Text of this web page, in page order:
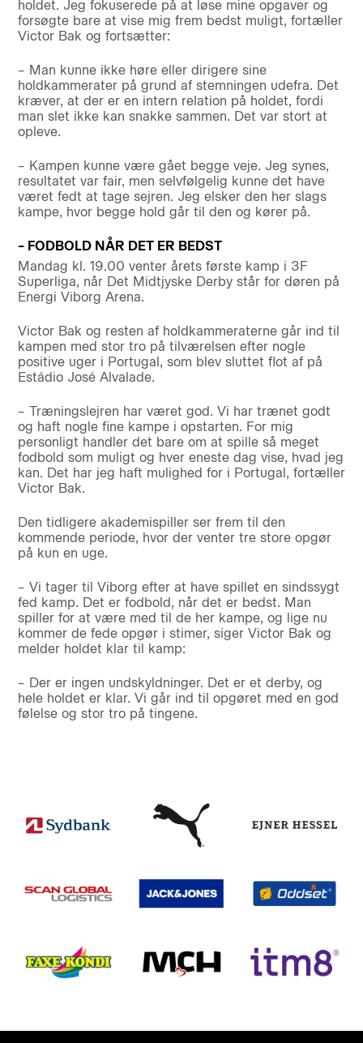
holdet. Jeg fokuserede på at løse mine opgaver og
forsøgte bare at vise mig frem bedst muligt, fortæller
Victor Bak og fortsætter:
– Man kunne ikke høre eller dirigere sine
holdkammerater på grund af stemningen udefra. Det
kræver, at der er en intern relation på holdet, fordi
man slet ikke kan snakke sammen. Det var stort at
opleve.
– Kampen kunne være gået begge veje. Jeg synes,
resultatet var fair, men selvfølgelig kunne det have
været fedt at tage sejren. Jeg elsker den her slags
kampe, hvor begge hold går til den og kører på.
– FODBOLD NÅR DET ER BEDST
Mandag kl. 19.00 venter årets første kamp i 3F
Superliga, når Det Midtjyske Derby står for døren på
Energi Viborg Arena.
Victor Bak og resten af holdkammeraterne går ind til
kampen med stor tro på tilværelsen efter nogle
positive uger i Portugal, som blev sluttet flot af på
Estádio José Alvalade.
– Træningslejren har været god. Vi har trænet godt
og haft nogle fine kampe i opstarten. For mig
personligt handler det bare om at spille så meget
fodbold som muligt og hver eneste dag vise, hvad jeg
kan. Det har jeg haft mulighed for i Portugal, fortæller
Victor Bak.
Den tidligere akademispiller ser frem til den
kommende periode, hvor der venter tre store opgør
på kun en uge.
– Vi tager til Viborg efter at have spillet en sindssygt
fed kamp. Det er fodbold, når det er bedst. Man
spiller for at være med til de her kampe, og lige nu
kommer de fede opgør i stimer, siger Victor Bak og
melder holdet klar til kamp:
– Der er ingen undskyldninger. Det er et derby, og
hele holdet er klar. Vi går ind til opgøret med en god
følelse og stor tro på tingene.